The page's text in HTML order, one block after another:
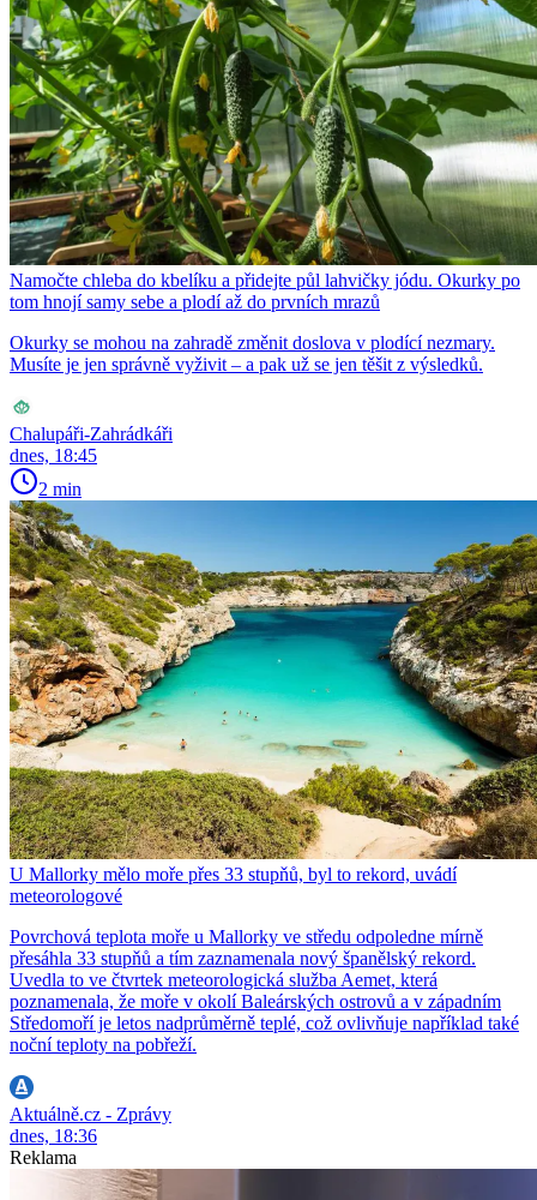
Namočte chleba do kbelíku a přidejte půl lahvičky jódu. Okurky po
tom hnojí samy sebe a plodí až do prvních mrazů
Okurky se mohou na zahradě změnit doslova v plodící nezmary.
Musíte je jen správně vyživit – a pak už se jen těšit z výsledků.
Chalupáři-Zahrádkáři
dnes, 18:45
2 min
U Mallorky mělo moře přes 33 stupňů, byl to rekord, uvádí
meteorologové
Povrchová teplota moře u Mallorky ve středu odpoledne mírně
přesáhla 33 stupňů a tím zaznamenala nový španělský rekord.
Uvedla to ve čtvrtek meteorologická služba Aemet, která
poznamenala, že moře v okolí Baleárských ostrovů a v západním
Středomoří je letos nadprůměrně teplé, což ovlivňuje například také
noční teploty na pobřeží.
Aktuálně.cz - Zprávy
dnes, 18:36
Reklama